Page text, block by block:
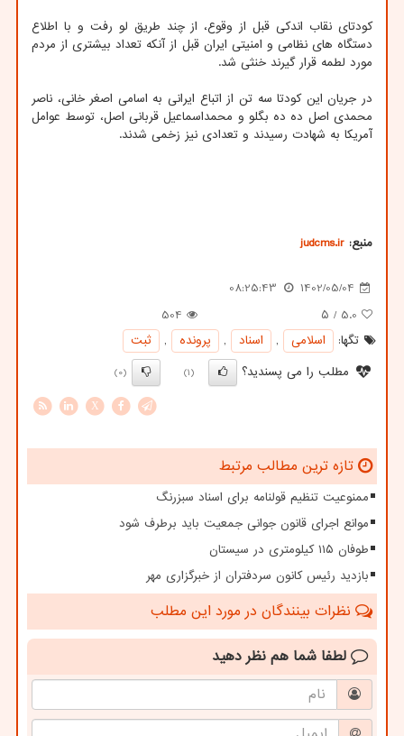
کودتای نقاب اندکی قبل از وقوع، از چند طریق لو رفت و با اطلاع
دستگاه های نظامی و امنیتی ایران قبل از آنکه تعداد بیشتری از مردم
مورد لطمه قرار گیرند خنثی شد.
در جریان این کودتا سه تن از اتباع ایرانی به اسامی اصغر خانی، ناصر
محمدی اصل ده ده بگلو و محمداسماعیل قربانی اصل، توسط عوامل
آمریکا به شهادت رسیدند و تعدادی نیز زخمی شدند.
منبع: judcms.ir
1402/05/04
08:25:43
5.0 / ۵
504
تگها:
اسلامی , اسناد , پرونده ,
ثبت
مطلب را می پسندید؟
(1)
(0)
X
تازه ترین مطالب مرتبط
ممنوعیت تنظیم قولنامه برای اسناد سبزرنگ
موانع اجرای قانون جوانی جمعیت باید برطرف شود
طوفان ۱۱۵ کیلومتری در سیستان
بازدید رئیس کانون سردفتران از خبرگزاری مهر
نظرات بینندگان در مورد این مطلب
لطفا شما هم نظر دهید